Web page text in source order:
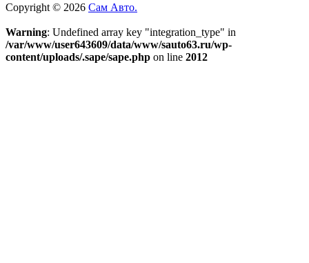
Copyright © 2026 Сам Авто.
Warning: Undefined array key "integration_type" in
/var/www/user643609/data/www/sauto63.ru/wp-
content/uploads/.sape/sape.php on line 2012